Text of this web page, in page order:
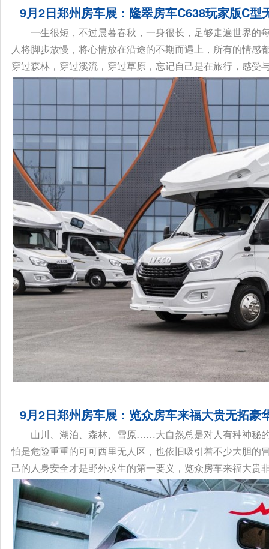
9月2日郑州房车展：隆翠房车C638玩家版C
一生很短，不过晨暮春秋，一身很长，足够走遍世界
人将脚步放慢，将心情放在沿途的不期而遇上，所有的情
穿过森林，穿过溪流，穿过草原，忘记自己是在旅行，感受
9月2日郑州房车展：览众房车来福大贵无拓豪
山川、湖泊、森林、雪原……大自然总是对人有种神秘
怕是危险重重的可可西里无人区，也依旧吸引着不少大胆
己的人身安全才是野外求生的第一要义，览众房车来福大贵